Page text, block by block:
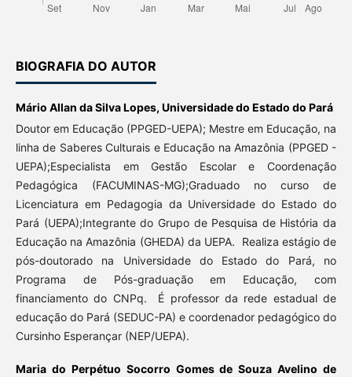
BIOGRAFIA DO AUTOR
Mário Allan da Silva Lopes, Universidade do Estado do Pará
Doutor em Educação (PPGED-UEPA); Mestre em Educação, na
linha de Saberes Culturais e Educação na Amazônia (PPGED -
UEPA);Especialista em Gestão Escolar e Coordenação
Pedagógica (FACUMINAS-MG);Graduado no curso de
Licenciatura em Pedagogia da Universidade do Estado do
Pará (UEPA);Integrante do Grupo de Pesquisa de História da
Educação na Amazônia (GHEDA) da UEPA. Realiza estágio de
pós-doutorado na Universidade do Estado do Pará, no
Programa de Pós-graduação em Educação, com
financiamento do CNPq. É professor da rede estadual de
educação do Pará (SEDUC-PA) e coordenador pedagógico do
Cursinho Esperançar (NEP/UEPA).
Maria do Perpétuo Socorro Gomes de Souza Avelino de